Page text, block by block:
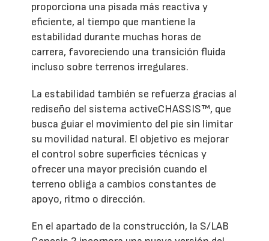
proporciona una pisada más reactiva y
eficiente, al tiempo que mantiene la
estabilidad durante muchas horas de
carrera, favoreciendo una transición fluida
incluso sobre terrenos irregulares.
La estabilidad también se refuerza gracias al
rediseño del sistema activeCHASSIS™, que
busca guiar el movimiento del pie sin limitar
su movilidad natural. El objetivo es mejorar
el control sobre superficies técnicas y
ofrecer una mayor precisión cuando el
terreno obliga a cambios constantes de
apoyo, ritmo o dirección.
En el apartado de la construcción, la S/LAB